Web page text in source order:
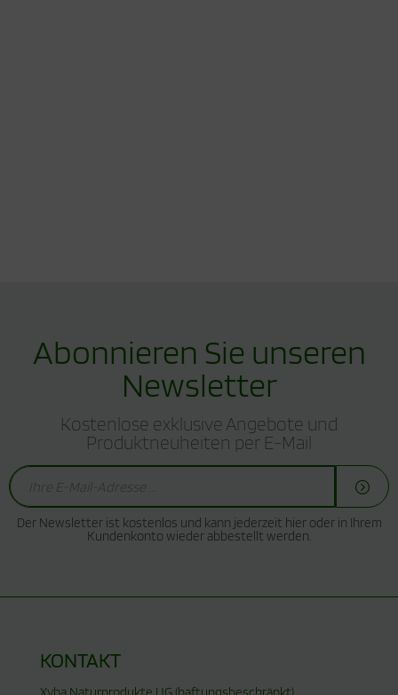
Abonnieren Sie unseren
Newsletter
Kostenlose exklusive Angebote und
Produktneuheiten per E-Mail
Der Newsletter ist kostenlos und kann jederzeit hier oder in Ihrem
Kundenkonto wieder abbestellt werden.
KONTAKT